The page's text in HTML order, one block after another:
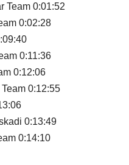
Team 0:01:52
0:02:28
0:11:36
0:12:06
0:12:55
0:13:49
0:14:10